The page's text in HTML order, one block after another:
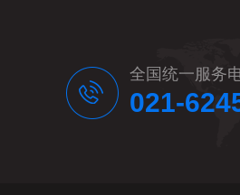
全国统一服务
021-